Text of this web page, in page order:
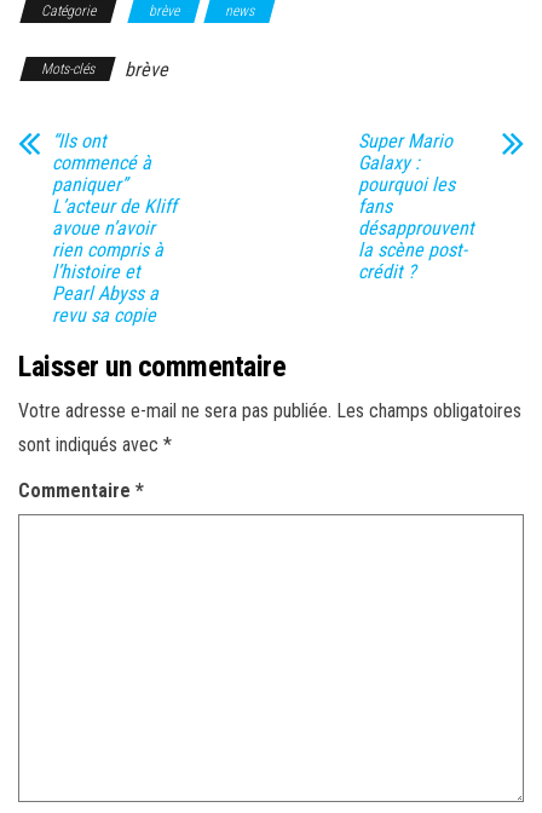
Catégorie brève news
Mots-clés brève
“Ils ont
commencé à
paniquer”
L’acteur de Kliff
avoue n’avoir
rien compris à
l’histoire et
Pearl Abyss a
revu sa copie
Super Mario
Galaxy :
pourquoi les
fans
désapprouvent
la scène post-
crédit ?
Laisser un commentaire
Votre adresse e-mail ne sera pas publiée. Les champs obligatoires
sont indiqués avec *
Commentaire *